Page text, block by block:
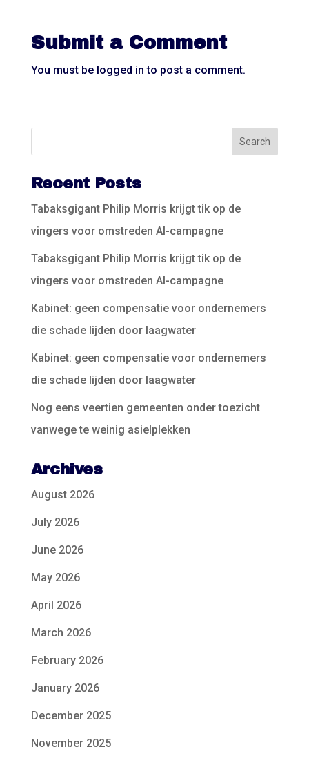
Submit a Comment
You must be logged in to post a comment.
Recent Posts
Tabaksgigant Philip Morris krijgt tik op de
vingers voor omstreden AI-campagne
Tabaksgigant Philip Morris krijgt tik op de
vingers voor omstreden AI-campagne
Kabinet: geen compensatie voor ondernemers
die schade lijden door laagwater
Kabinet: geen compensatie voor ondernemers
die schade lijden door laagwater
Nog eens veertien gemeenten onder toezicht
vanwege te weinig asielplekken
Archives
August 2026
July 2026
June 2026
May 2026
April 2026
March 2026
February 2026
January 2026
December 2025
November 2025